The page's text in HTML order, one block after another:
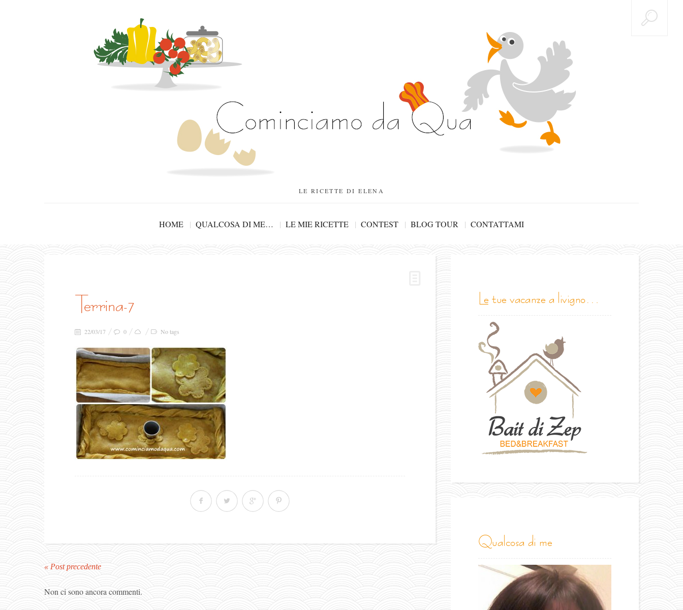
LE RICETTE DI ELENA
HOME QUALCOSA DI ME… LE MIE RICETTE CONTEST BLOG TOUR CONTATTAMI
terrina-7
22/03/17 0 No tags
« Post precedente
Non ci sono ancora commenti.
le tue vacanze a livigno…
qualcosa di me